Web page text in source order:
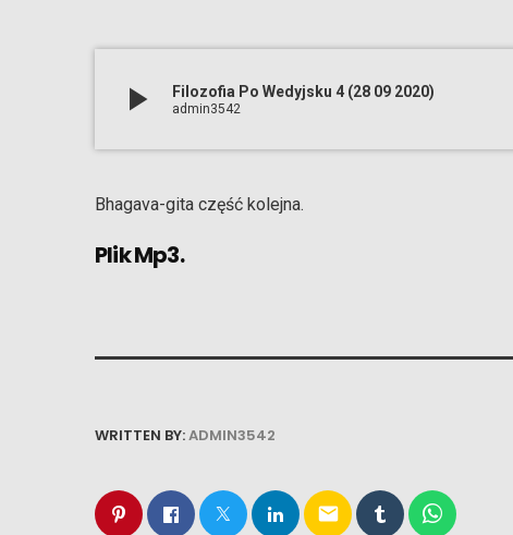
play_arrow Filozofia Po Wedyjsku 4 (28 09 2020)
admin3542
Bhagava-gita część kolejna.
Plik Mp3.
WRITTEN BY:ADMIN3542
email